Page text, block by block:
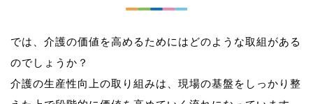
では、介護の価値を高めるためにはどのような取組がある
のでしょうか？
介護の生産性向上の取り組みは、現場の基盤をしっかり整